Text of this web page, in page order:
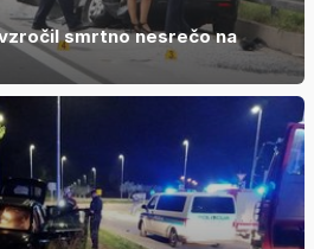
smrtno nesrečo na